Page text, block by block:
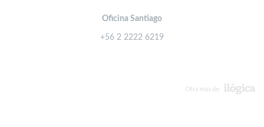
Oficina Santiago
+56 2 2222 6219